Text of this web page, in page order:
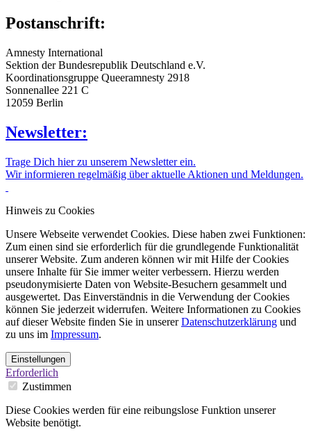
Postanschrift:
Amnesty International
Sektion der Bundesrepublik Deutschland e.V.
Koordinationsgruppe Queeramnesty 2918
Sonnenallee 221 C
12059 Berlin
Newsletter:
Trage Dich hier zu unserem Newsletter ein.
Wir informieren regelmäßig über aktuelle Aktionen und Meldungen.
Hinweis zu Cookies
Unsere Webseite verwendet Cookies. Diese haben zwei Funktionen:
Zum einen sind sie erforderlich für die grundlegende Funktionalität
unserer Website. Zum anderen können wir mit Hilfe der Cookies
unsere Inhalte für Sie immer weiter verbessern. Hierzu werden
pseudonymisierte Daten von Website-Besuchern gesammelt und
ausgewertet. Das Einverständnis in die Verwendung der Cookies
können Sie jederzeit widerrufen. Weitere Informationen zu Cookies
auf dieser Website finden Sie in unsererDatenschutzerklärung und
zu uns im Impressum.
Einstellungen
Erforderlich
Zustimmen
Diese Cookies werden für eine reibungslose Funktion unserer
Website benötigt.